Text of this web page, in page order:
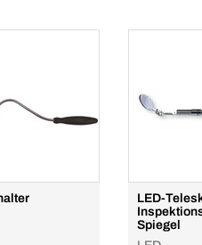
LED-
Spiegel